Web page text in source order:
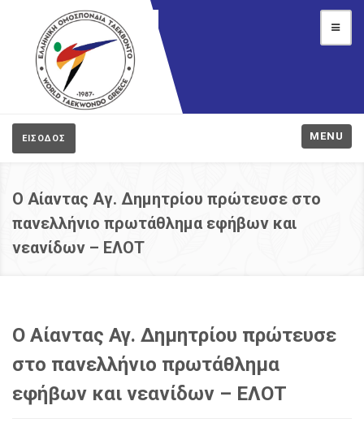
ΕΙΣΟΔΟΣ MENU
Ο Αίαντας Αγ. Δημητρίου πρώτευσε στο
πανελλήνιο πρωτάθλημα εφήβων και
νεανίδων – ΕΛΟΤ
Ο Αίαντας Αγ. Δημητρίου πρώτευσε
στο πανελλήνιο πρωτάθλημα
εφήβων και νεανίδων – ΕΛΟΤ